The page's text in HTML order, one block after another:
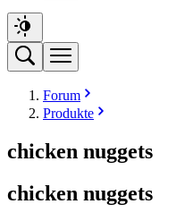
Forum
Produkte
chicken nuggets
chicken nuggets